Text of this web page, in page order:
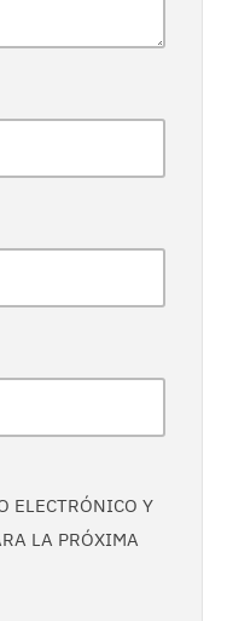
ELECTRÓNICO Y
LA PRÓXIMA